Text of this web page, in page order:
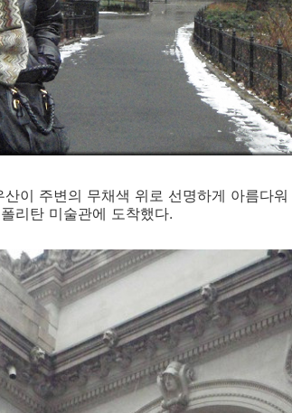
이 주변의 무채색 위로 선명하게 아름다
리탄 미술관에 도착했다.